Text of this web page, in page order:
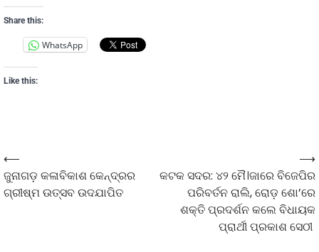
Share this:
WhatsApp
Like this:
⟵
ଜୁନାଗଡ଼ କଳାବିକାଶ କେନ୍ଦ୍ରର
ଗ୍ରୀଷ୍ମ ଉତ୍ସବ ଉଦଯାପିତ
କଟକ ସଦର: ୪୨ ମୈ।ଜାରେ ବିଜେପିର
ପରିବର୍ତନ ରାଲି, ରୋଡ଼ ଶୋ’ରେ
ଶକ୍ତି ପ୍ରଦର୍ଶନ କଲେ ବିଧାୟକ
ପ୍ରାର୍ଥୀ ପ୍ରକାଶ ସେଠୀ
⟶